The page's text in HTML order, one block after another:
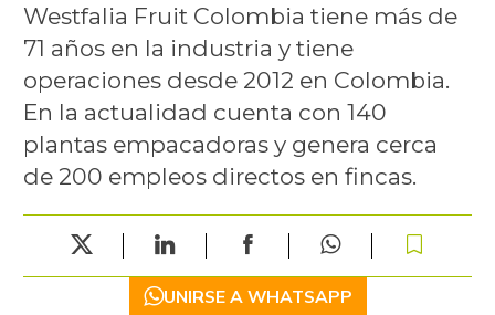
Westfalia Fruit Colombia tiene más de
71 años en la industria y tiene
operaciones desde 2012 en Colombia.
En la actualidad cuenta con 140
plantas empacadoras y genera cerca
de 200 empleos directos en fincas.
UNIRSE A WHATSAPP